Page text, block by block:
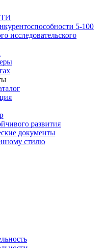
5-100
исследовательского
развития
документы
стилю